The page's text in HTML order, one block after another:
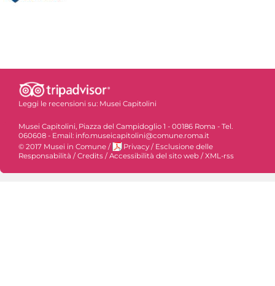
Leggi le recensioni su: Musei Capitolini
Musei Capitolini, Piazza del Campidoglio 1 - 00186 Roma - Tel.
060608 - Email: info.museicapitolini@comune.roma.it
© 2017 Musei in Comune / Privacy / Esclusione delle
Responsabilità / Credits / Accessibilità del sito web / XML-rss